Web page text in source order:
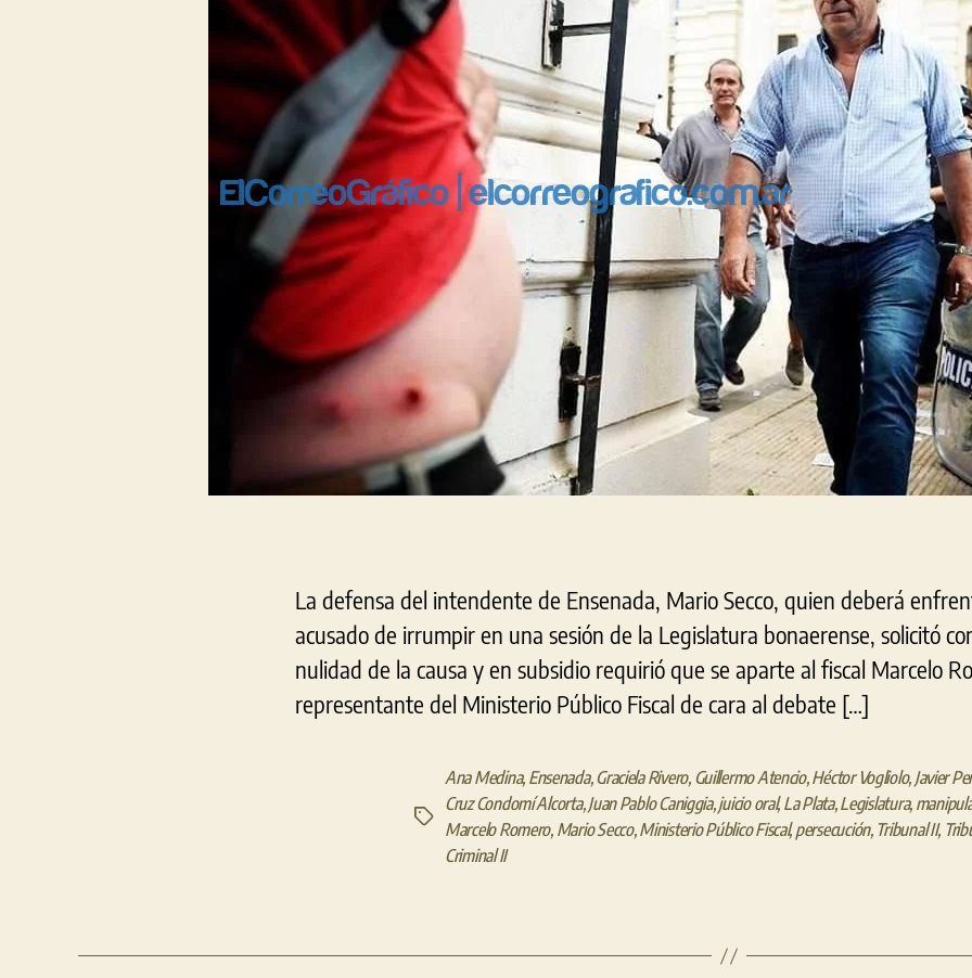
La defensa del intendente de Ensenada, Mario Secco, quien deberá
acusado de irrumpir en una sesión de la Legislatura bonaerense, solicitó
nulidad de la causa y en subsidio requirió que se aparte al fiscal Marcelo
representante del Ministerio Público Fiscal de cara al debate […]
Etiquetas
Ana Medina, Ensenada,Graciela Rivero, Guillermo Atencio,Héctor Vogliolo, Javier
Cruz Condomí Alcorta,Juan Pablo Caniggia,juicio oral,La Plata,Legislatura,
Marcelo Romero, Mario Secco,Ministerio Público Fiscal,persecución, Tribunal II,
Criminal II